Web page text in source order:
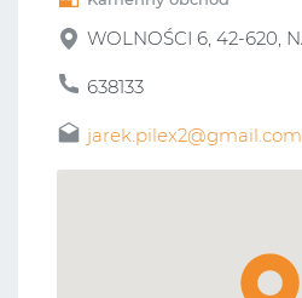
WOLNOŚCI 6, 42-620,
638133
jarek.pilex2@gmail.com